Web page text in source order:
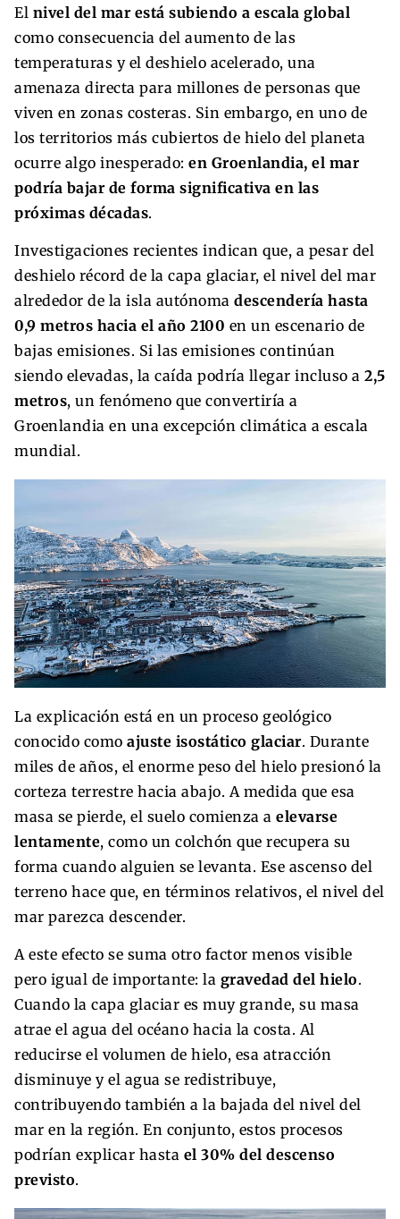
El nivel del mar está subiendo a escala global
como consecuencia del aumento de las
temperaturas y el deshielo acelerado, una
amenaza directa para millones de personas que
viven en zonas costeras. Sin embargo, en uno de
los territorios más cubiertos de hielo del planeta
ocurre algo inesperado: en Groenlandia, el mar
podría bajar de forma significativa en las
próximas décadas.
Investigaciones recientes indican que, a pesar del
deshielo récord de la capa glaciar, el nivel del mar
alrededor de la isla autónoma descendería hasta
0,9 metros hacia el año 2100 en un escenario de
bajas emisiones. Si las emisiones continúan
siendo elevadas, la caída podría llegar incluso a 2,5
metros, un fenómeno que convertiría a
Groenlandia en una excepción climática a escala
mundial.
La explicación está en un proceso geológico
conocido como ajuste isostático glaciar. Durante
miles de años, el enorme peso del hielo presionó la
corteza terrestre hacia abajo. A medida que esa
masa se pierde, el suelo comienza a elevarse
lentamente, como un colchón que recupera su
forma cuando alguien se levanta. Ese ascenso del
terreno hace que, en términos relativos, el nivel del
mar parezca descender.
A este efecto se suma otro factor menos visible
pero igual de importante: la gravedad del hielo.
Cuando la capa glaciar es muy grande, su masa
atrae el agua del océano hacia la costa. Al
reducirse el volumen de hielo, esa atracción
disminuye y el agua se redistribuye,
contribuyendo también a la bajada del nivel del
mar en la región. En conjunto, estos procesos
podrían explicar hasta el 30% del descenso
previsto.